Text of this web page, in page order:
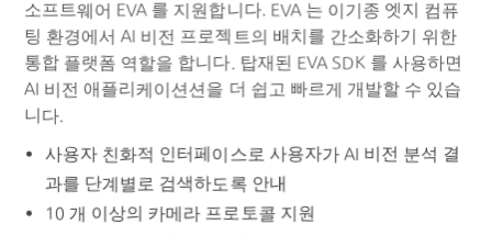
소프트웨어 EVA 를 지원합니다. EVA 는 이기종 엣지 컴퓨
팅 환경에서 AI 비전 프로젝트의 배치를 간소화하기 위한
통합 플랫폼 역할을 합니다. 탑재된 EVA SDK 를 사용하면
AI 비전 애플리케이션션을 더 쉽고 빠르게 개발할 수 있습
니다.
사용자 친화적 인터페이스로 사용자가 AI 비전 분석 결
과를 단계별로 검색하도록 안내
10 개 이상의 카메라 프로토콜 지원